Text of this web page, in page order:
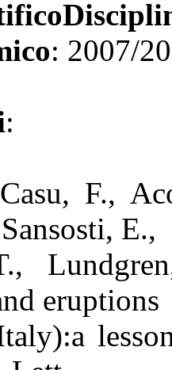
: 2007/
:
F.,
E.,
eruptions